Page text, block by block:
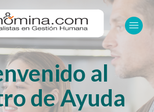
al
de Ayuda